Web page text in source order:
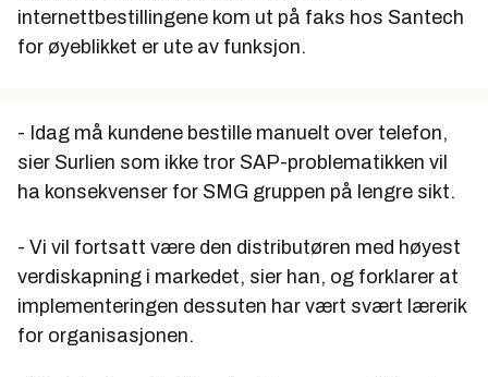
internettbestillingene kom ut på faks hos Santech
for øyeblikket er ute av funksjon.
- Idag må kundene bestille manuelt over telefon,
sier Surlien som ikke tror SAP-problematikken vil
ha konsekvenser for SMG gruppen på lengre sikt.
- Vi vil fortsatt være den distributøren med høyest
verdiskapning i markedet, sier han, og forklarer at
implementeringen dessuten har vært svært lærerik
for organisasjonen.